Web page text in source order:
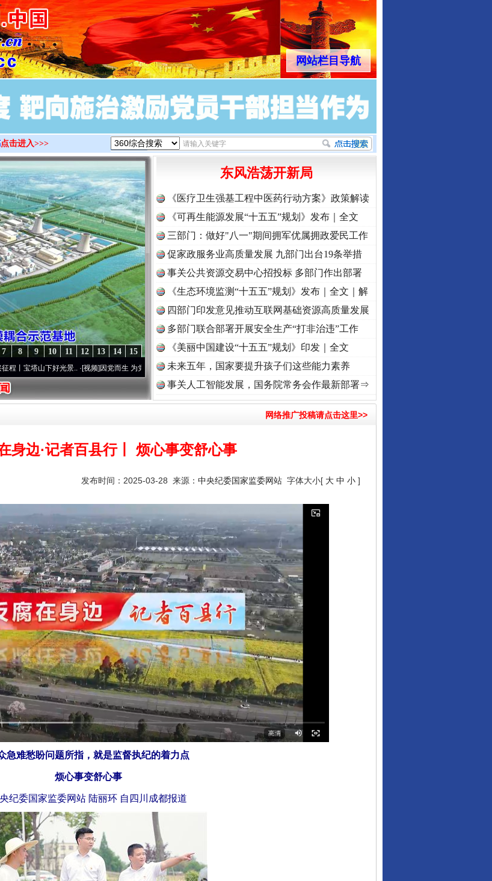
网站栏目导航
点击进入>>>
15
14
13
12
11
10
9
8
7
下好光景..·[视频]因党而生 为党而战——百年“纪”事⑧加强纪律.. ·[视频]牢记初心使命 奋进复兴征程丨“转折之城”激荡..
东风浩荡开新局
《医疗卫生强基工程中医药行动方案》政策解读
《可再生能源发展“十五五”规划》发布｜全文
三部门：做好"八一"期间拥军优属拥政爱民工作
促家政服务业高质量发展 九部门出台19条举措
事关公共资源交易中心招投标 多部门作出部署
《生态环境监测“十五五”规划》发布｜全文｜解
读
四部门印发意见推动互联网基础资源高质量发展
多部门联合部署开展安全生产“打非治违”工作
《美丽中国建设“十五五”规划》印发｜全文
未来五年，国家要提升孩子们这些能力素养
事关人工智能发展，国务院常务会作最新部署⇒
网络推广投稿请点击这里>>
身边·记者百县行丨 烦心事变舒心事
发布时间：2025-03-28 来源： 中央纪委国家监委网站 字体大小[ 大 中 小 ]
急难愁盼问题所指，就是监督执纪的着力点
烦心事变舒心事
纪委国家监委网站 陆丽环 自四川成都报道